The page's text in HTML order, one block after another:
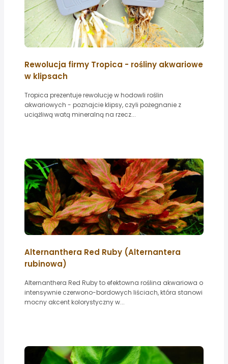
Rewolucja firmy Tropica - rośliny akwariowe
w klipsach
Tropica prezentuje rewolucję w hodowli roślin
akwariowych - poznajcie klipsy, czyli pożegnanie z
uciążliwą watą mineralną na rzecz...
Alternanthera Red Ruby (Alternantera
rubinowa)
Alternanthera Red Ruby to efektowna roślina akwariowa o
intensywnie czerwono-bordowych liściach, która stanowi
mocny akcent kolorystyczny w...